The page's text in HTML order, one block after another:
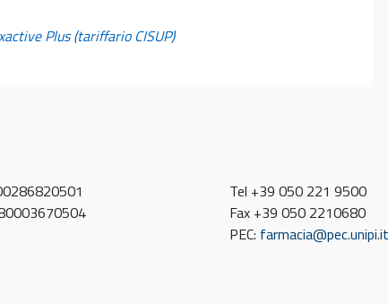
Plus (tariffario CISUP)
Tel +39 050 221 9500
Fax +39 050 2210680
PEC: farmacia@pec.unipi.it